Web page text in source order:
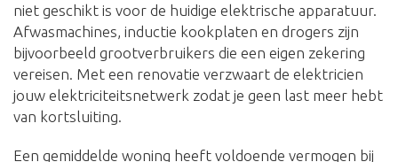
niet geschikt is voor de huidige elektrische apparatuur.
Afwasmachines, inductie kookplaten en drogers zijn
bijvoorbeeld grootverbruikers die een eigen zekering
vereisen. Met een renovatie verzwaart de elektricien
jouw elektriciteitsnetwerk zodat je geen last meer hebt
van kortsluiting.
Een gemiddelde woning heeft voldoende vermogen bij